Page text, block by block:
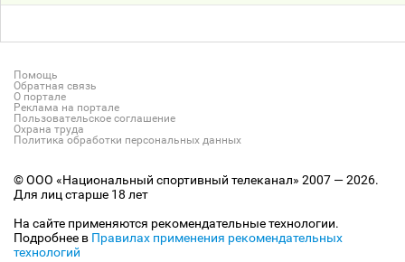
Помощь
Обратная связь
О портале
Реклама на портале
Пользовательское соглашение
Охрана труда
Политика обработки персональных данных
© ООО «Национальный спортивный телеканал» 2007 — 2026.
Для лиц старше 18 лет
На сайте применяются рекомендательные технологии.
Подробнее в Правилах применения рекомендательных
технологий